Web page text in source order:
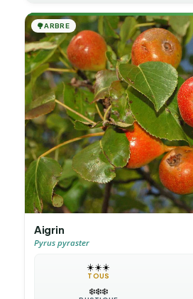
🌳ARBRE
Aigrin
Pyrus pyraster
☀️☀️☀️
TOUS
❄️❄️❄️